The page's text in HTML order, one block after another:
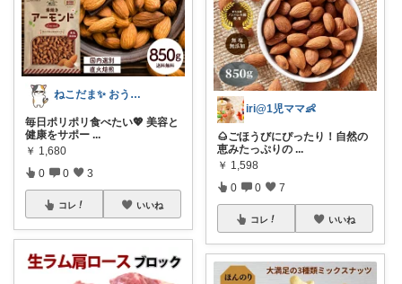
ねこだま✨ おうち時間充実ROOM🐾
毎日ポリポリ食べたい💖 美容と
健康をサポー ...
￥ 1,680
0 0 3
コレ いいね
iri@1児ママ👶
🌰ごほうびにぴったり！自然の
恵みたっぷりの ...
￥ 1,598
0 0 7
コレ いいね